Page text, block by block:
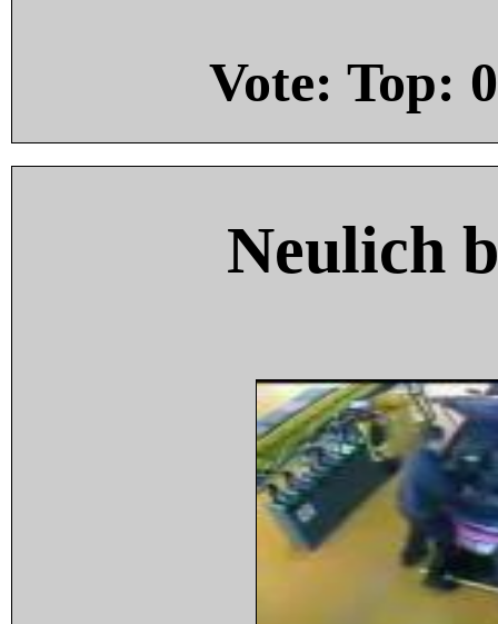
Vote: Top: 0
Neulich